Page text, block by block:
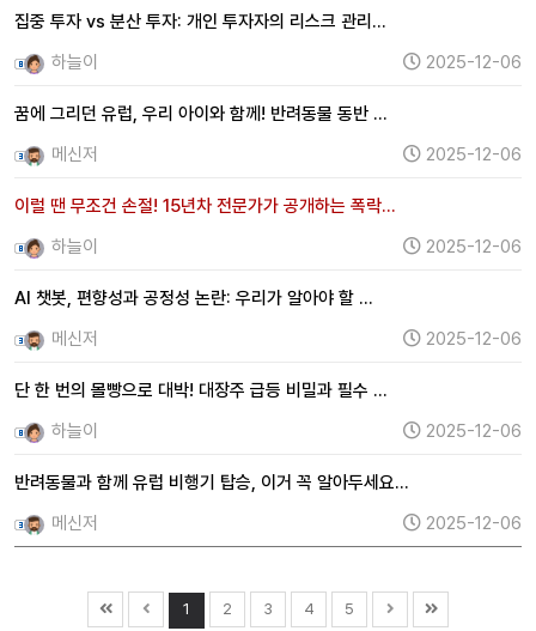
집중 투자 vs 분산 투자: 개인 투자자의 리스크 관리…
하늘이
2025-12-06
꿈에 그리던 유럽, 우리 아이와 함께! 반려동물 동반 …
메신저
2025-12-06
이럴 땐 무조건 손절! 15년차 전문가가 공개하는 폭락…
하늘이
2025-12-06
AI 챗봇, 편향성과 공정성 논란: 우리가 알아야 할 …
메신저
2025-12-06
단 한 번의 몰빵으로 대박! 대장주 급등 비밀과 필수 …
하늘이
2025-12-06
반려동물과 함께 유럽 비행기 탑승, 이거 꼭 알아두세요…
메신저
2025-12-06
1 2 3 4 5